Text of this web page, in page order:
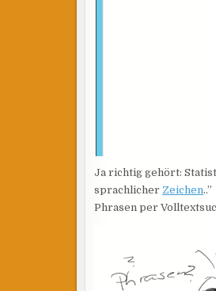
Ja richtig gehört:
sprachlicher Zeichen
Phrasen per